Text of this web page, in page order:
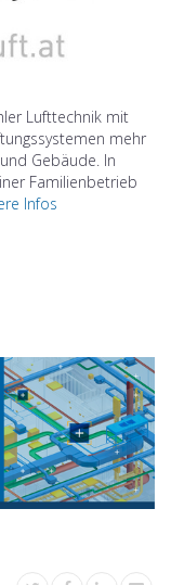
Lufttechnik mit
mehr
Gebäude. In
Familienbetrieb
Infos